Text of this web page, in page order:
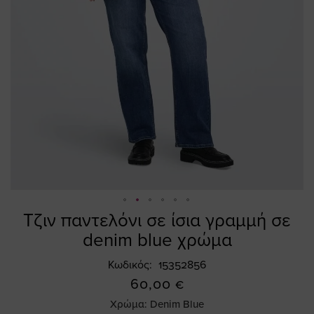
Τζιν παντελόνι σε ίσια γραμμή σε
denim blue χρώμα
Κωδικός 15352856
60,00 €
Χρώμα: Denim Blue
Skip